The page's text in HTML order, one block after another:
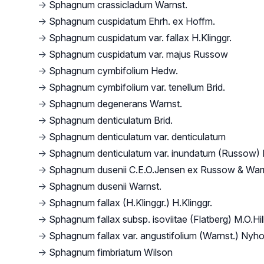
→ Sphagnum crassicladum Warnst.
→ Sphagnum cuspidatum Ehrh. ex Hoffm.
→ Sphagnum cuspidatum var. fallax H.Klinggr.
→ Sphagnum cuspidatum var. majus Russow
→ Sphagnum cymbifolium Hedw.
→ Sphagnum cymbifolium var. tenellum Brid.
→ Sphagnum degenerans Warnst.
→ Sphagnum denticulatum Brid.
→ Sphagnum denticulatum var. denticulatum
→ Sphagnum denticulatum var. inundatum (Russow)
→ Sphagnum dusenii C.E.O.Jensen ex Russow &
→ Sphagnum dusenii Warnst.
→ Sphagnum fallax (H.Klinggr.) H.Klinggr.
→ Sphagnum fallax subsp. isoviitae (Flatberg)
→ Sphagnum fallax var. angustifolium (Warnst.)
→ Sphagnum fimbriatum Wilson